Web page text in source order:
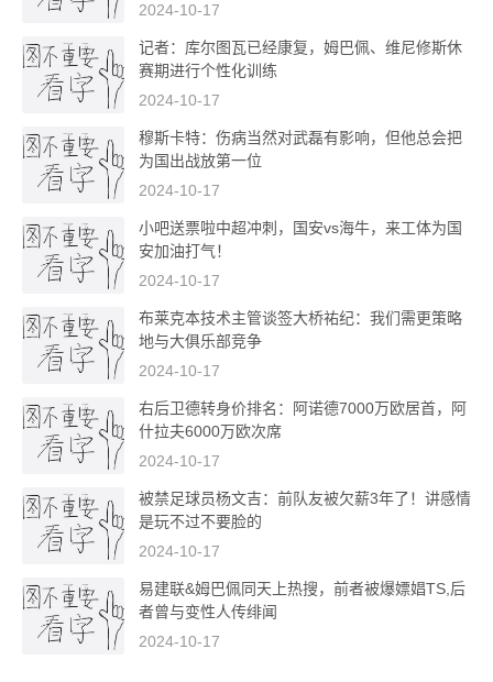
2024-10-17
记者：库尔图瓦已经康复，姆巴佩、维尼修斯休
赛期进行个性化训练
2024-10-17
穆斯卡特：伤病当然对武磊有影响，但他总会把
为国出战放第一位
2024-10-17
小吧送票啦中超冲刺，国安vs海牛，来工体为国
安加油打气！
2024-10-17
布莱克本技术主管谈签大桥祐纪：我们需更策略
地与大俱乐部竞争
2024-10-17
右后卫德转身价排名：阿诺德7000万欧居首，阿
什拉夫6000万欧次席
2024-10-17
被禁足球员杨文吉：前队友被欠薪3年了！讲感情
是玩不过不要脸的
2024-10-17
易建联&姆巴佩同天上热搜，前者被爆嫖娼TS,后
者曾与变性人传绯闻
2024-10-17